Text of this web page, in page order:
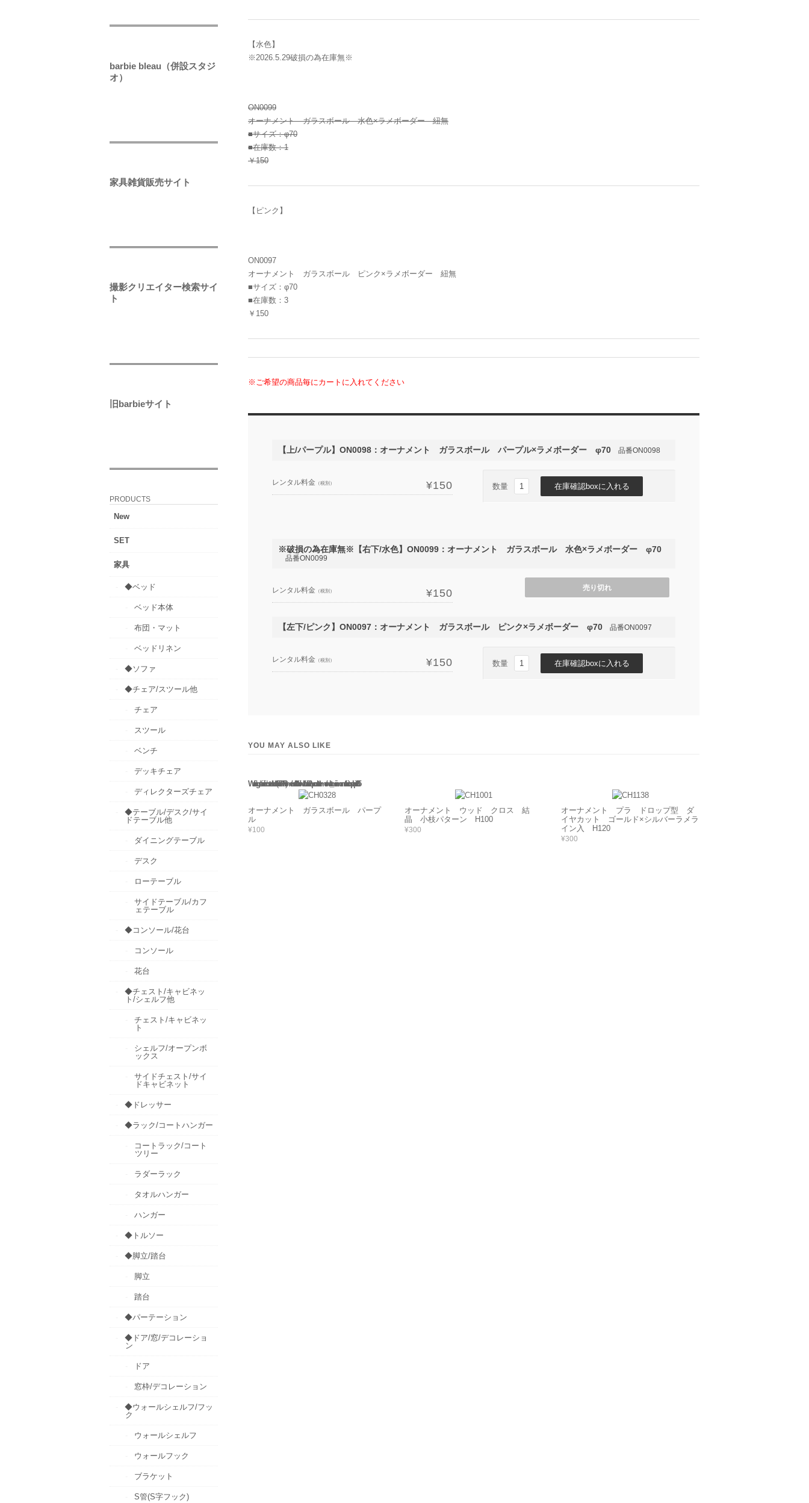
【水色】
※2026.5.29破損の為在庫無※
ON0099
オーナメント ガラスボール 水色×ラメボーダー 紐無
■サイズ：φ70
■在庫数：1
￥150
【ピンク】
ON0097
オーナメント ガラスボール ピンク×ラメボーダー 紐無
■サイズ：φ70
■在庫数：3
￥150
※ご希望の商品毎にカートに入れてください
【上/パープル】ON0098：オーナメント ガラスボール パープル×ラメボーダー φ70 品番ON0098
レンタル料金 （税別） ¥150 数量
※破損の為在庫無※【右下/水色】ON0099：オーナメント ガラスボール 水色×ラメボーダー φ70
品番ON0099
レンタル料金 （税別） ¥150 売り切れ
【左下/ピンク】ON0097：オーナメント ガラスボール ピンク×ラメボーダー φ70 品番ON0097
レンタル料金 （税別） ¥150 数量
YOU MAY ALSO LIKE
Warning: Use of undefined constant rand - assumed 'rand' (this will throw an Error in a future version of PHP) in/home/users/2/barbie/web/barbie2/wp-content/themes/welcart_minimum/functions.php135
オーナメント ガラスボール パープ
ル
¥100
オーナメント ウッド クロス 結
晶 小枝パターン H100
¥300
オーナメント プラ ドロップ型 ダ
イヤカット ゴールド×シルバーラメラ
イン入 H120
¥300
barbie bleau（併設スタジ
オ）
家具雑貨販売サイト
撮影クリエイター検索サイ
ト
旧barbieサイト
PRODUCTS
New
SET
家具
◆ベッド
ベッド本体
布団・マット
ベッドリネン
◆ソファ
◆チェア/スツール他
チェア
スツール
ベンチ
デッキチェア
ディレクターズチェア
◆テーブル/デスク/サイ
ドテーブル他
ダイニングテーブル
デスク
ローテーブル
サイドテーブル/カフ
ェテーブル
◆コンソール/花台
コンソール
花台
◆チェスト/キャビネッ
ト/シェルフ他
チェスト/キャビネッ
ト
シェルフ/オープンボ
ックス
サイドチェスト/サイ
ドキャビネット
◆ドレッサー
◆ラック/コートハンガー
コートラック/コート
ツリー
ラダーラック
タオルハンガー
ハンガー
◆トルソー
◆脚立/踏台
脚立
踏台
◆パーテーション
◆ドア/窓/デコレーショ
ン
ドア
窓枠/デコレーション
◆ウォールシェルフ/フッ
ク
ウォールシェルフ
ウォールフック
ブラケット
S管(S字フック)